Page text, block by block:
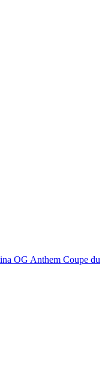
OG Anthem Coupe du